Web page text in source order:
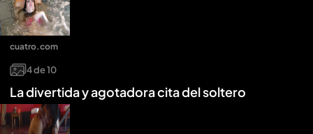
4de10
La divertida y agotadora cita del soltero
cuatro.com